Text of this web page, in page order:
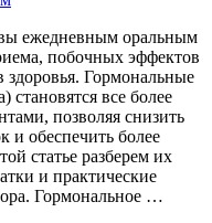
ежедневным оральным
побочных эффектов
здоровья. Гормональные
все более
позволяя снизить
и обеспечить более
статье разберем их
и практические
Гормональное …